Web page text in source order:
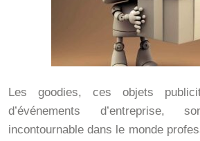
Les goodies, ces objets
d’événements d’entreprise,
incontournable dans le monde